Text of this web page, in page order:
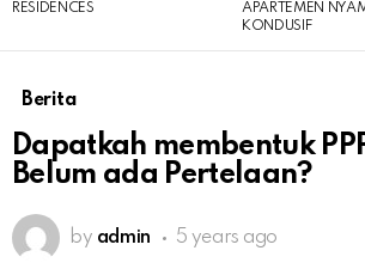
RESIDENCES
APARTEMEN
KONDUSIF
Berita
Dapatkah membentuk
Belum ada Pertelaan?
by admin 5 years ago